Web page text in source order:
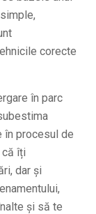
corecte
în parc
în procesul de
îți
dar și
și să te